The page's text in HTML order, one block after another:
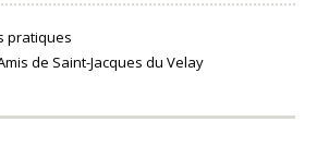
pratiques
de Saint-Jacques du Velay